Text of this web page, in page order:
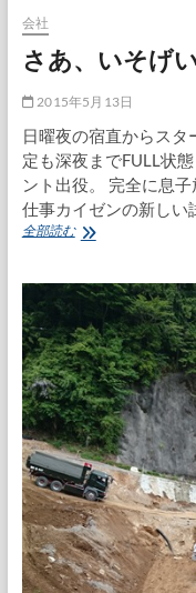
ト
ア
プ
テ
ス
ト
会社
さあ、いそげ
2015年5月13日
日曜夜の宿直からス
定も深夜までFULL状
ント出役。 完全に息
仕事カイゼンの新しい
全部読むさ
そ
い
そ
げ